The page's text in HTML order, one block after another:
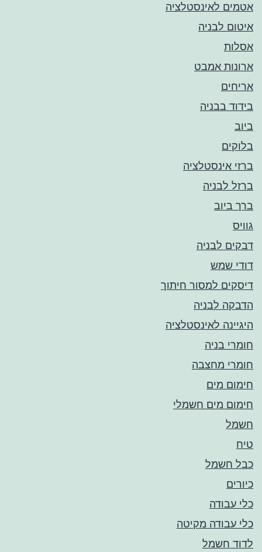
אטמים לאינסטלציה
איטום לבניה
אסלות
ארונות אמבט
אריחים
בידוד בבניה
ביוב
בלוקים
ברזי אינסטלציה
ברזל לבניה
ברך ביוב
גוויס
דבקים לבניה
דודי שמש
דיסקים למסור חיתוך
הדבקה לבניה
היגיינה לאינסטלציה
חומרי בניה
חומרי מחצבה
חימום מים
חימום מים חשמלי
חשמל
טיח
כבל חשמל
כיורים
כלי עבודה
כלי עבודה מקיטה
לדוד חשמל